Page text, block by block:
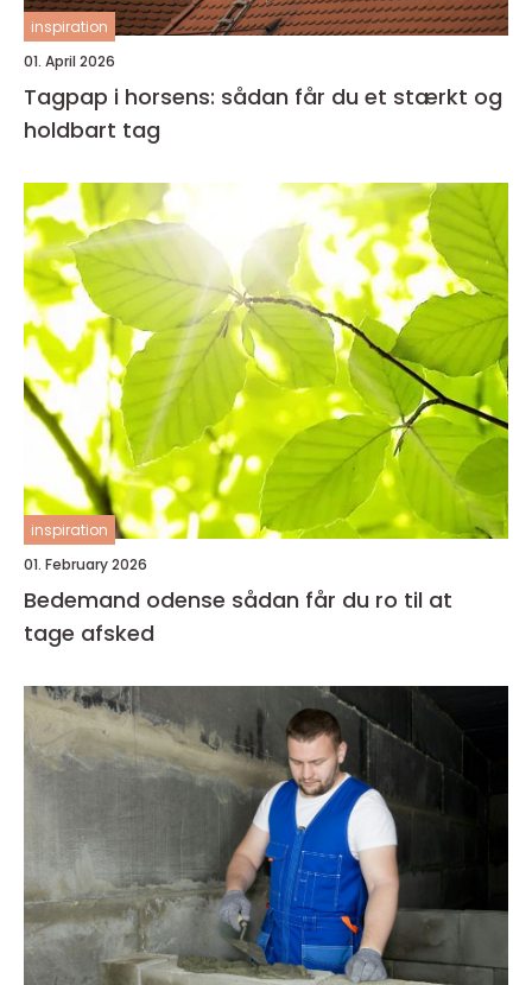
inspiration
01. April 2026
Tagpap i horsens: sådan får du et stærkt og
holdbart tag
inspiration
01. February 2026
Bedemand odense sådan får du ro til at
tage afsked